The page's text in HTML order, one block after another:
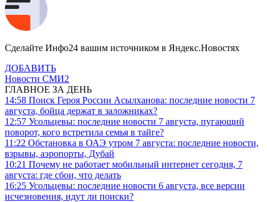
Сделайте Инфо24 вашим источником в Яндекс.Новостях
ДОБАВИТЬ
Новости СМИ2
ГЛАВНОЕ ЗА ДЕНЬ
14:58 Поиск Героя России Асылханова: последние новости 7
августа, бойца держат в заложниках?
12:57 Усольцевы: последние новости 7 августа, пугающий
поворот, кого встретила семья в тайге?
11:22 Обстановка в ОАЭ утром 7 августа: последние новости,
взрывы, аэропорты, Дубай
10:21 Почему не работает мобильный интернет сегодня, 7
августа: где сбои, что делать
16:25 Усольцевы: последние новости 6 августа, все версии
исчезновения, идут ли поиски?